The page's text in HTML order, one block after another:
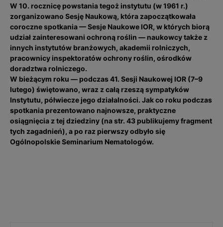
W 10. rocznicę powstania tegoż instytutu (w 1961 r.)
zorganizowano Sesję Naukową, która zapoczątkowała
coroczne spotkania — Sesje Naukowe IOR, w których biorą
udział zainteresowani ochroną roślin — naukowcy także z
innych instytutów branżowych, akademii rolniczych,
pracownicy inspektoratów ochrony roślin, ośrodków
doradztwa rolniczego.
W bieżącym roku — podczas 41. Sesji Naukowej IOR (7–9
lutego) świętowano, wraz z całą rzeszą sympatyków
Instytutu, półwiecze jego działalności. Jak co roku podczas
spotkania prezentowano najnowsze, praktyczne
osiągnięcia z tej dziedziny (na str. 43 publikujemy fragment
tych zagadnień), a po raz pierwszy odbyło się
Ogólnopolskie Seminarium Nematologów.